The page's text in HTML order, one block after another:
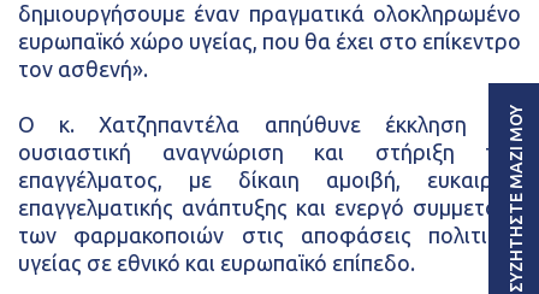
ΣΥΖΗΤΗΣΤΕ ΜΑΖΙ ΜΟΥ
δημιουργήσουμε έναν πραγματικά ολοκληρωμένο
ευρωπαϊκό χώρο υγείας, που θα έχει στο επίκεντρο
τον ασθενή».
Ο κ. Χατζηπαντέλα απηύθυνε έκκληση για
ουσιαστική αναγνώριση και στήριξη του
επαγγέλματος, με δίκαιη αμοιβή, ευκαιρίες
επαγγελματικής ανάπτυξης και ενεργό συμμετοχή
των φαρμακοποιών στις αποφάσεις πολιτικής
υγείας σε εθνικό και ευρωπαϊκό επίπεδο.